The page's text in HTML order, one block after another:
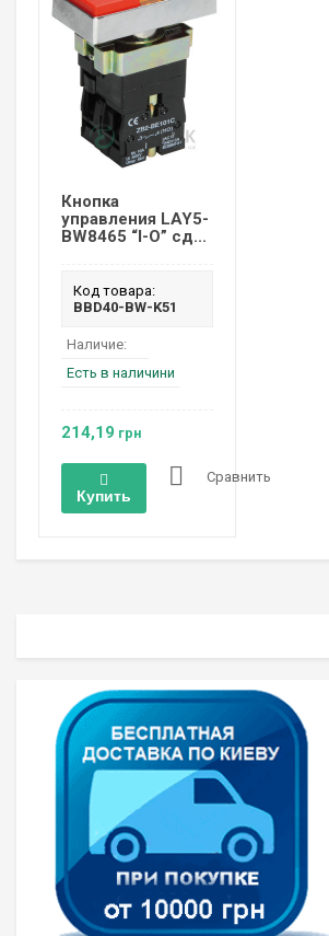
Кнопка
управления LAY5-
BW8465 “I-O” сд...
Код товара:
BBD40-BW-K51
Наличие:
Есть в наличини
214,19 грн
Купить
Сравнить